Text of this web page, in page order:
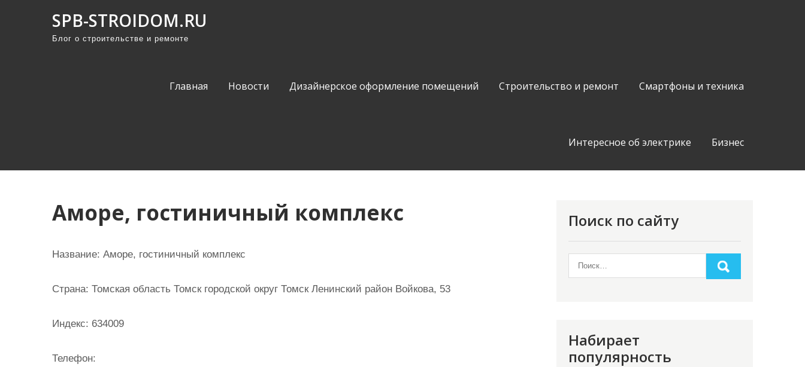
SPB-STROIDOM.RU
Блог о строительстве и ремонте
Главная Новости Дизайнерское оформление помещений Строительство и ремонт Смартфоны и техника
Интересное об электрике Бизнес
Аморе, гостиничный комплекс
Название: Аморе, гостиничный комплекс
Страна: Томская область Томск городской округ Томск Ленинский район Войкова, 53
Индекс: 634009
Телефон:
Поиск по сайту
Набирает
популярность